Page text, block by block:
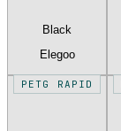
Black
Elegoo
PETG RAPID